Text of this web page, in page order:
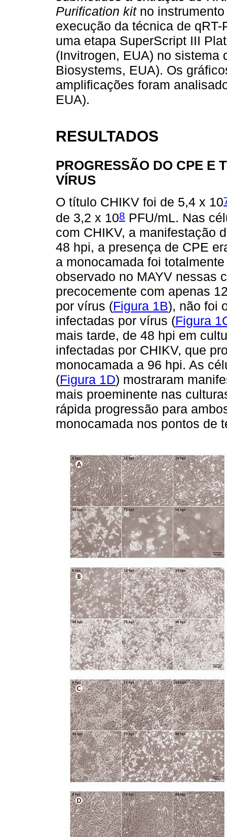
Purification kitno instrumento
execução da técnica de
uma etapa SuperScript III
(Invitrogen, EUA) no sistema
Biosystems, EUA). Os
amplificações foram
EUA).
RESULTADOS
PROGRESSÃO DO CPE E
VÍRUS
O título CHIKV foi de 5,4 x 10
de 3,2 x 108 PFU/mL. Nas
com CHIKV, a manifestação
48 hpi, a presença de CPE
a monocamada foi
observado no MAYV nessas
precocemente com apenas
por vírus (Figura 1B), não foi
infectadas por vírus (Figura
mais tarde, de 48 hpi em
infectadas por CHIKV, que
monocamada a 96 hpi. As
(Figura 1D) mostraram
mais proeminente nas
rápida progressão para
monocamada nos pontos de